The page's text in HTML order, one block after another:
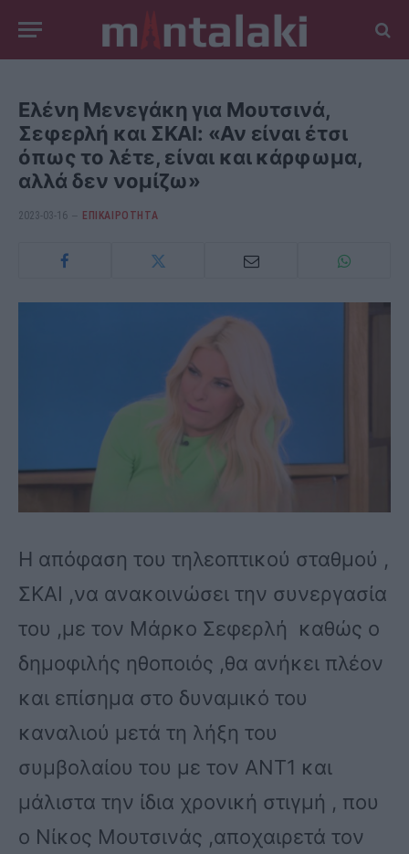
Ελένη Μενεγάκη για Μουτσινά,
Σεφερλή και ΣΚΑΙ: «Αν είναι έτσι
όπως το λέτε, είναι και κάρφωμα,
αλλά δεν νομίζω»
2023-03-16 ΕΠΙΚΑΙΡΟΤΗΤΑ
Η απόφαση του τηλεοπτικού σταθμού ,
ΣΚΑΙ ,να ανακοινώσει την συνεργασία
του ,με τον Μάρκο Σεφερλή καθώς ο
δημοφιλής ηθοποιός ,θα ανήκει πλέον
και επίσημα στο δυναμικό του
καναλιού μετά τη λήξη του
συμβολαίου του με τον ΑΝΤ1 και
μάλιστα την ίδια χρονική στιγμή , που
ο Νίκος Μουτσινάς ,αποχαιρετά τον